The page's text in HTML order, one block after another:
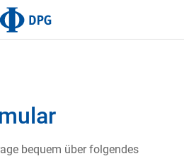
bequem über folgendes